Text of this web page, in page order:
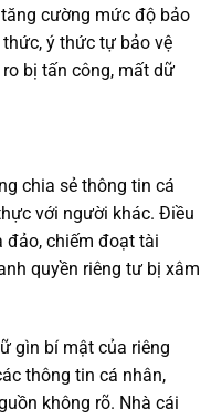
cường mức độ bảo
ý thức tự bảo vệ
bị tấn công, mất dữ
chia sẻ thông tin cá
với người khác. Điều
đảo, chiếm đoạt tài
quyền riêng tư bị xâm
gìn bí mật của riêng
thông tin cá nhân,
không rõ. Nhà cái